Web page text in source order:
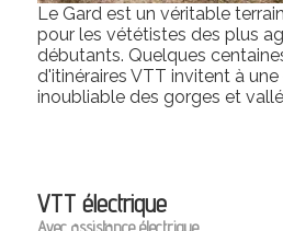
Le Gard est un véritable
pour les vététistes des plus
débutants. Quelques
d'itinéraires VTT invitent à
inoubliable des gorges et
VTT électrique
Avec assistance électrique